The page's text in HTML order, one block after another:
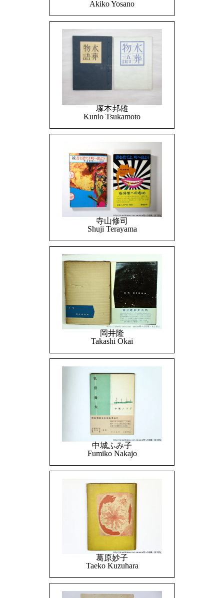
Akiko Yosano
塚本邦雄
Kunio Tsukamoto
寺山修司
Shuji Terayama
岡井隆
Takashi Okai
中城ふみ子
Fumiko Nakajo
葛原妙子
Taeko Kuzuhara